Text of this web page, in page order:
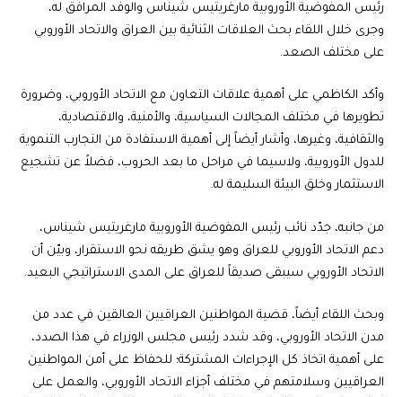
رئيس المفوضية الأوروبية مارغريتيس شيناس والوفد المرافق له،
وجرى خلال اللقاء بحث العلاقات الثنائية بين العراق والاتحاد الأوروبي
على مختلف الصعد.
وأكد الكاظمي على أهمية علاقات التعاون مع الاتحاد الأوروبي، وضرورة
تطويرها في مختلف المجالات السياسية، والأمنية، والاقتصادية،
والثقافية، وغيرها، وأشار أيضاً إلى أهمية الاستفادة من التجارب التنموية
للدول الأوروبية، ولاسيما في مراحل ما بعد الحروب، فضلاً عن تشجيع
الاستثمار وخلق البيئة السليمة له.
من جانبه، جدّد نائب رئيس المفوضية الأوروبية مارغريتيس شيناس،
دعم الاتحاد الأوروبي للعراق وهو يشق طريقه نحو الاستقرار، وبيّن أن
الاتحاد الأوروبي سيبقى صديقاً للعراق على المدى الاستراتيجي البعيد.
وبحث اللقاء أيضاً، قضية المواطنين العراقيين العالقين في عدد من
مدن الاتحاد الأوروبي، وقد شدد رئيس مجلس الوزراء في هذا الصدد،
على أهمية اتخاذ كل الإجراءات المشتركة؛ للحفاظ على أمن المواطنين
العراقيين وسلامتهم في مختلف أجزاء الاتحاد الأوروبي، والعمل على